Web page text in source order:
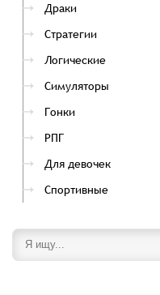
Драки
Стратегии
Логические
Симуляторы
Гонки
РПГ
Для девочек
Спортивные